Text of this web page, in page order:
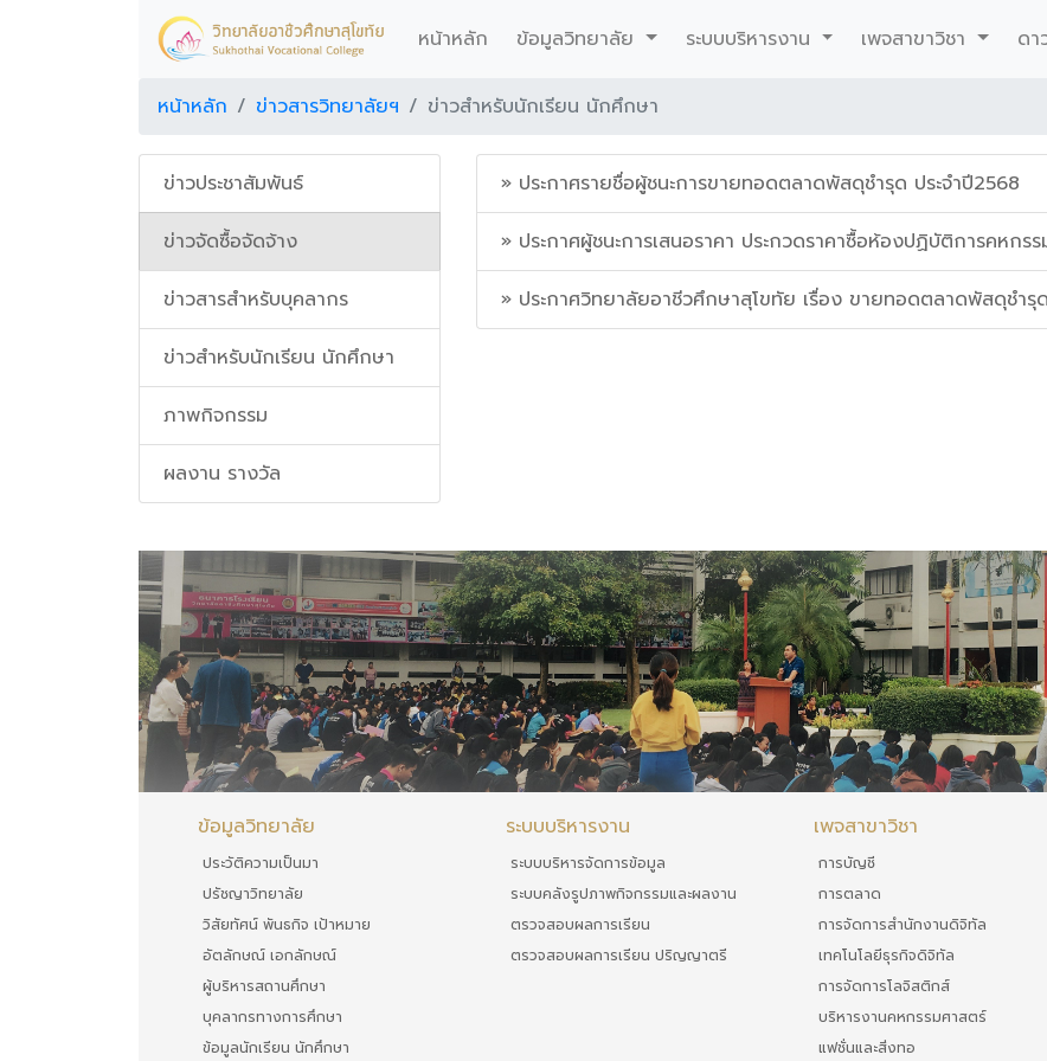
หน้าหลัก (current)
ข้อมูลวิทยาลัย ระบบบริหารงาน เพจสาขาวิชา ดา
หน้าหลัก ข่าวสารวิทยาลัยฯ ข่าวสำหรับนักเรียน นักศึกษา
ข่าวประชาสัมพันธ์
ข่าวจัดซื้อจัดจ้าง
ข่าวสารสำหรับบุคลากร
ข่าวสำหรับนักเรียน นักศึกษา
ภาพกิจกรรม
ผลงาน รางวัล
» ประกาศรายชื่อผู้ชนะการขายทอดตลาดพัสดุชำรุด ประจำปี2568
» ประกาศผู้ชนะการเสนอราคา ประกวดราคาซื้อห้องปฏิบัติการคหก
» ประกาศวิทยาลัยอาชีวศึกษาสุโขทัย เรื่อง ขายทอดตลาดพัสดุชำรุ
ข้อมูลวิทยาลัย
ประวัติความเป็นมา
ปรัชญาวิทยาลัย
วิสัยทัศน์ พันธกิจ เป้าหมาย
อัตลักษณ์ เอกลักษณ์
ผู้บริหารสถานศึกษา
บุคลากรทางการศึกษา
ข้อมูลนักเรียน นักศึกษา
ระบบบริหารงาน
ระบบบริหารจัดการข้อมูล
ระบบคลังรูปภาพกิจกรรมและผลงาน
ตรวจสอบผลการเรียน
ตรวจสอบผลการเรียน ปริญญาตรี
เพจสาขาวิชา
การบัญชี
การตลาด
การจัดการสำนักงานดิจิทัล
เทคโนโลยีธุรกิจดิจิทัล
การจัดการโลจิสติกส์
บริหารงานคหกรรมศาสตร์
แฟชั่นและสิ่งทอ